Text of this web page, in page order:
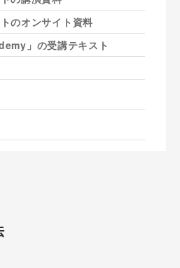
のオンサイト資料
」の受講テキスト